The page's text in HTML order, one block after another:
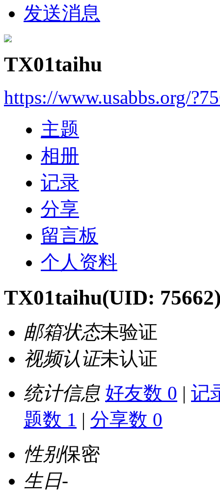
发送消息
TX01taihu
https://www.usabbs.org/
主题
相册
记录
分享
留言板
个人资料
TX01taihu(UID:
邮箱状态未验证
视频认证未认证
统计信息 好友数 0 | 记
题数 1 | 分享数 0
性别保密
生日-